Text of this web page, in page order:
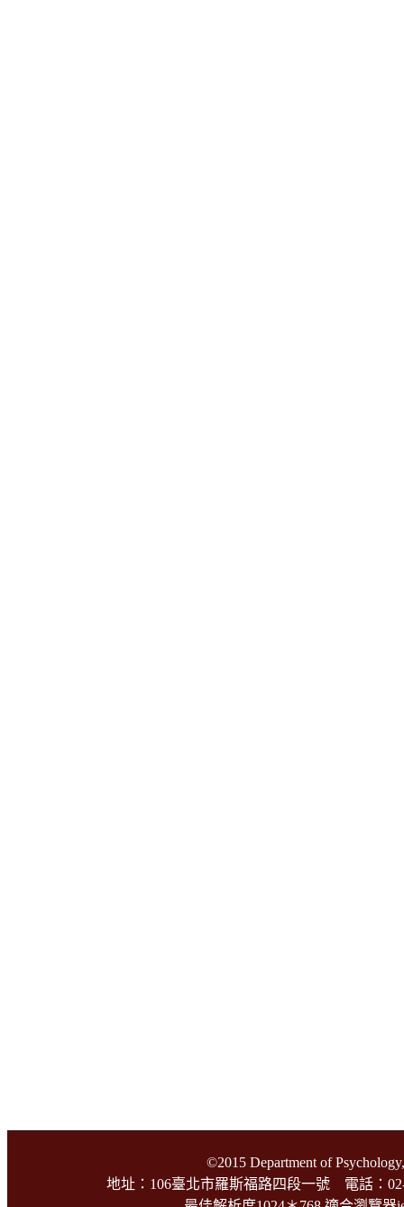
©2015 Department of
地址：106臺北市羅斯福路四段一號 電話：